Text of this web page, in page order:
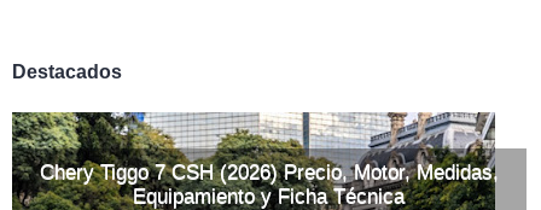
Destacados
Chery Tiggo 7 CSH (2026) Precio, Motor, Medidas,
Equipamiento y Ficha Técnica